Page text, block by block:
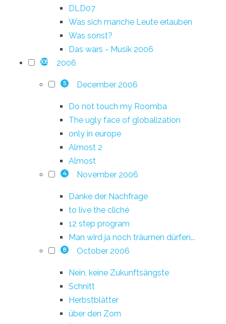
DLD07
Was sich manche Leute erlauben
Was sonst?
Das wars - Musik 2006
108 2006
5 December 2006
Do not touch my Roomba
The ugly face of globalization
only in europe
Almost 2
Almost
4 November 2006
Danke der Nachfrage
to live the cliché
12 step program
Man wird ja noch träumen dürfen...
8 October 2006
Nein, keine Zukunftsängste
Schnitt
Herbstblätter
über den Zorn